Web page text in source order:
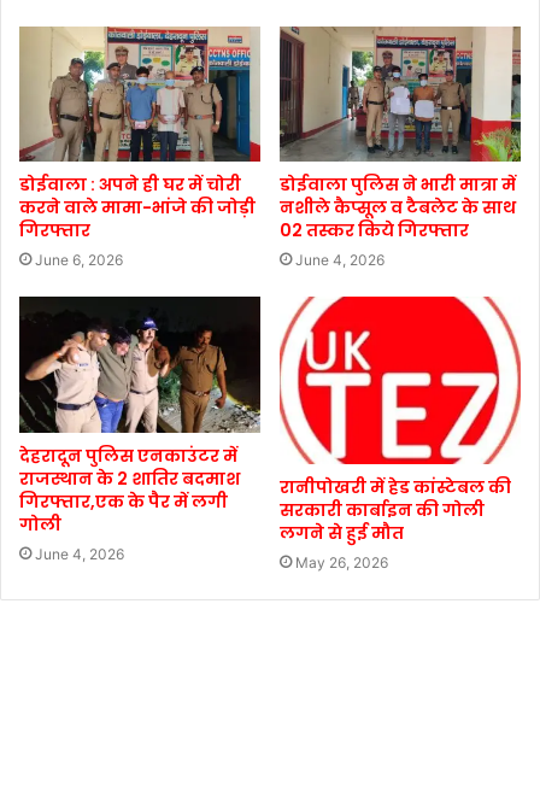
डोईवाला : अपने ही घर में चोरी
करने वाले मामा-भांजे की जोड़ी
गिरफ्तार
June 6, 2026
डोईवाला पुलिस ने भारी मात्रा में
नशीले कैप्सूल व टैबलेट के साथ
02 तस्कर किये गिरफ्तार
June 4, 2026
देहरादून पुलिस एनकाउंटर में
राजस्थान के 2 शातिर बदमाश
गिरफ्तार,एक के पैर में लगी
गोली
June 4, 2026
रानीपोखरी में हेड कांस्टेबल की
सरकारी कार्बाइन की गोली
लगने से हुई मौत
May 26, 2026